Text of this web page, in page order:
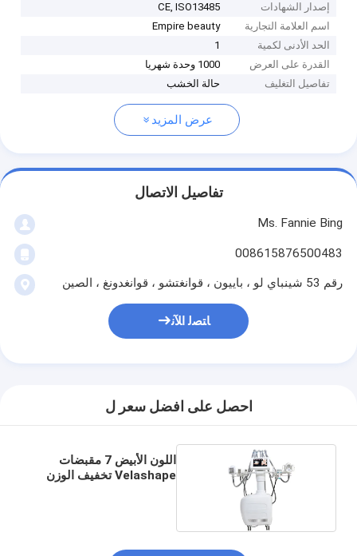
إصدار الشهادات
CE, ISO13485
اسم العلامة التجارية
Empire beauty
الحد الأدنى لكمية
1
القدرة على العرض
1000 وحدة شهريا
تفاصيل التغليف
حالة الخشب
عرض المزيد
تفاصيل الاتصال
Ms. Fannie Bing
008615876500483
رقم 53 شينباي لو ، باييون ، قوانغتشو ، قوانغدونغ ، الصين
ﺎﺘﺼﻟ ﺍﻶﻧ
احصل على افضل سعر ل
اللون الأبيض 7 مقبضات
Velashape تخفيف الوزن